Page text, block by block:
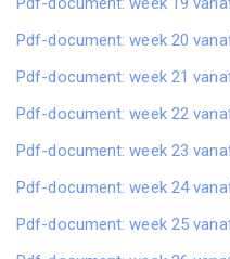
Pdf-document: week 20
Pdf-document: week 21
Pdf-document: week 22
Pdf-document: week 23
Pdf-document: week 24
Pdf-document: week 25